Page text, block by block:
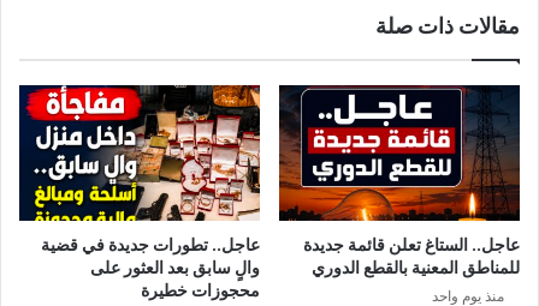
مقالات ذات صلة
عاجل.. الستاغ تعلن قائمة جديدة
للمناطق المعنية بالقطع الدوري
منذ يوم واحد
عاجل.. تطورات جديدة في قضية
والٍ سابق بعد العثور على
محجوزات خطيرة